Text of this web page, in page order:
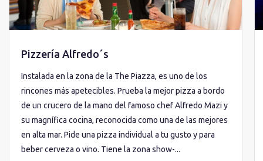
Pizzería Alfredo´s
Instalada en la zona de la The Piazza, es uno de los
rincones más apetecibles. Prueba la mejor pizza a bordo
de un crucero de la mano del famoso chef Alfredo Mazi y
su magnífica cocina, reconocida como una de las mejores
en alta mar. Pide una pizza individual a tu gusto y para
beber cerveza o vino. Tiene la zona show-...